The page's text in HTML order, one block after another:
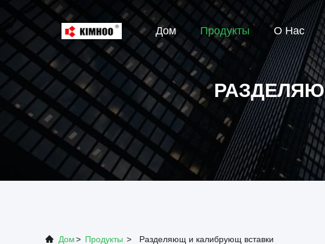
Дом Продукты О Нас
Дом> Продукты > Разделяющ и калибрующ вставки